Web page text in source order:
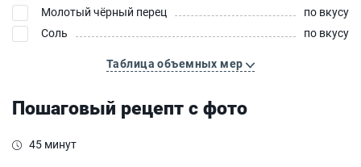
Молотый чёрный перец
по вкусу
Соль
по вкусу
Таблица объемных мер
Пошаговый рецепт с фото
45 минут